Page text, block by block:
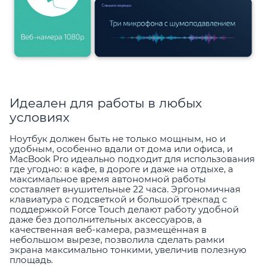
Идеален для работы в любых
условиях
Ноутбук должен быть не только мощным, но и
удобным, особенно вдали от дома или офиса, и
MacBook Pro идеально подходит для использования
где угодно: в кафе, в дороге и даже на отдыхе, а
максимальное время автономной работы
составляет внушительные 22 часа. Эргономичная
клавиатура с подсветкой и большой трекпад с
поддержкой Force Touch делают работу удобной
даже без дополнительных аксессуаров, а
качественная веб-камера, размещённая в
небольшом вырезе, позволила сделать рамки
экрана максимально тонкими, увеличив полезную
площадь.